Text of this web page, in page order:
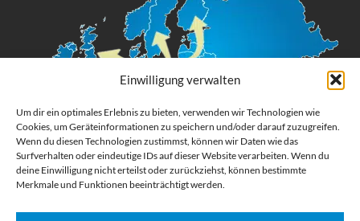
Einwilligung verwalten
Um dir ein optimales Erlebnis zu bieten, verwenden wir Technologien wie
Cookies, um Geräteinformationen zu speichern und/oder darauf zuzugreifen.
Wenn du diesen Technologien zustimmst, können wir Daten wie das
Surfverhalten oder eindeutige IDs auf dieser Website verarbeiten. Wenn du
deine Einwilligung nicht erteilst oder zurückziehst, können bestimmte
Merkmale und Funktionen beeinträchtigt werden.